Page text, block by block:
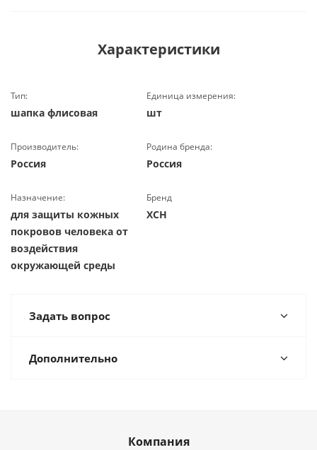
Характеристики
Тип:
шапка флисовая
Единица измерения:
шт
Производитель:
Россия
Родина бренда:
Россия
Назначение:
для защиты кожных
покровов человека от
воздействия
окружающей среды
Бренд
ХСН
Задать вопрос
Дополнительно
Компания